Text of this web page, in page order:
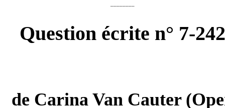
Question écrite n° 7-
de Carina Van Cauter